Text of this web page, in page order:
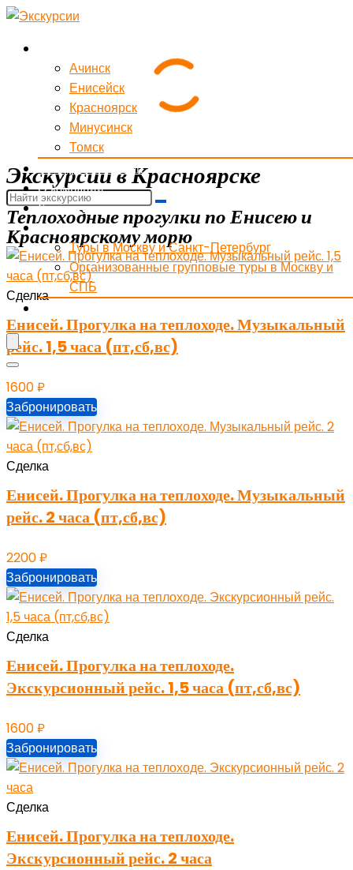
Ачинск
Енисейск
Красноярск
Минусинск
Томск
Экскурсии в Китай
О компании
Контакты
Поиск тура
Туры в Москву и Санкт-Петербург
Организованные групповые туры в Москву и
СПБ
Экскурсии в Красноярске
Теплоходные прогулки по Енисею и
Красноярскому морю
Сделка
Енисей. Прогулка на теплоходе. Музыкальный
рейс. 1,5 часа (пт,сб,вс)
1600₽
Забронировать
Сделка
Енисей. Прогулка на теплоходе. Музыкальный
рейс. 2 часа (пт,сб,вс)
2200₽
Забронировать
Сделка
Енисей. Прогулка на теплоходе.
Экскурсионный рейс. 1,5 часа (пт,сб,вс)
1600₽
Забронировать
Сделка
Енисей. Прогулка на теплоходе.
Экскурсионный рейс. 2 часа